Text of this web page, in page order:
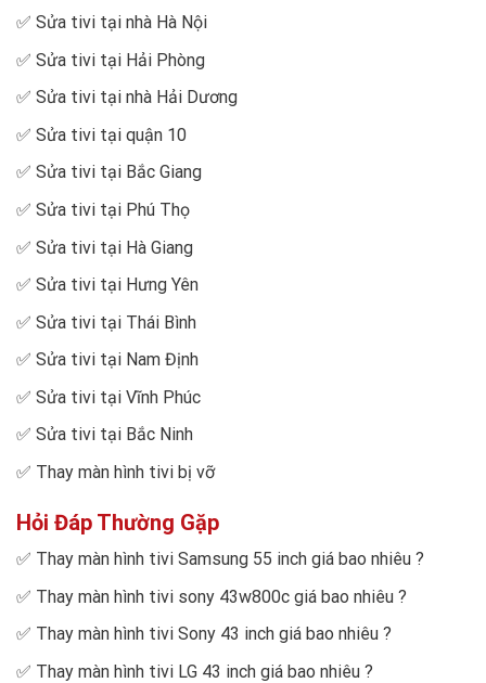
✅ Sửa tivi tại nhà Hà Nội
✅ Sửa tivi tại Hải Phòng
✅ Sửa tivi tại nhà Hải Dương
✅ Sửa tivi tại quận 10
✅ Sửa tivi tại Bắc Giang
✅ Sửa tivi tại Phú Thọ
✅ Sửa tivi tại Hà Giang
✅ Sửa tivi tại Hưng Yên
✅ Sửa tivi tại Thái Bình
✅ Sửa tivi tại Nam Định
✅ Sửa tivi tại Vĩnh Phúc
✅ Sửa tivi tại Bắc Ninh
✅ Thay màn hình tivi bị vỡ
Hỏi Đáp Thường Gặp
✅ Thay màn hình tivi Samsung 55 inch giá bao nhiêu ?
✅ Thay màn hình tivi sony 43w800c giá bao nhiêu ?
✅ Thay màn hình tivi Sony 43 inch giá bao nhiêu ?
✅ Thay màn hình tivi LG 43 inch giá bao nhiêu ?